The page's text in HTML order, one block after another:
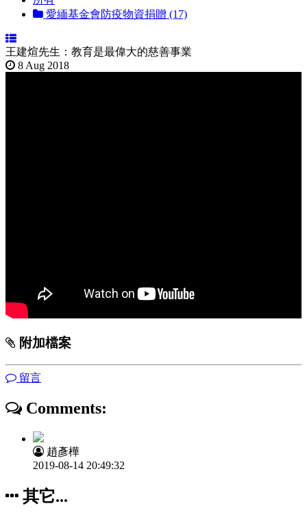
愛緬基金會防疫物資捐贈 (17)
王建煊先生：教育是最偉大的慈善事業
8 Aug 2018
附加檔案
留言
Comments:
趙彥樺
2019-08-14 20:49:32
其它...